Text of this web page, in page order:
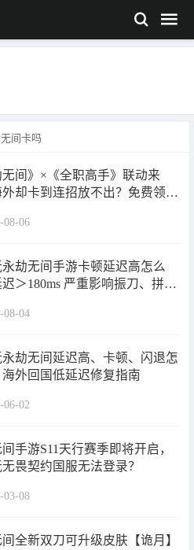
间卡吗
无间》×《全职高手》联动来
外却卡到连招放不出？免费领取
！
08-06
劫无间手游卡顿延迟高怎么
＞180ms 严重影响振刀、拼刀
08-04
永劫无间延迟高、卡顿、闪退怎
外回国低延迟修复指南
06-02
手游S11天行赛季即将开启，
畏契约国服无法登录？
03-08
全新双刀可升级皮肤【诡月】